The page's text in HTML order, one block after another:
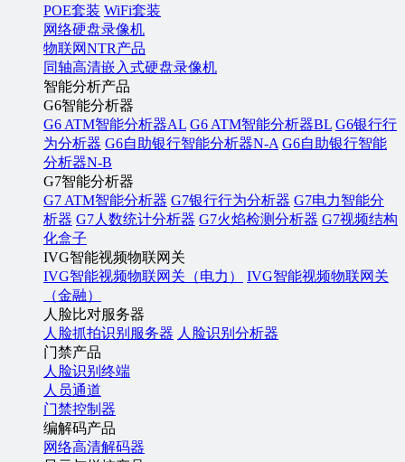
POE套装 WiFi套装
网络硬盘录像机
物联网NTR产品
同轴高清嵌入式硬盘录像机
智能分析产品
G6智能分析器
G6 ATM智能分析器AL G6 ATM智能分析器BL G6银行行
为分析器 G6自助银行智能分析器N-A G6自助银行智能
分析器N-B
G7智能分析器
G7 ATM智能分析器 G7银行行为分析器 G7电力智能分
析器 G7人数统计分析器 G7火焰检测分析器 G7视频结构
化盒子
IVG智能视频物联网关
IVG智能视频物联网关（电力）
IVG智能视频物联网关
（金融）
人脸比对服务器
人脸抓拍识别服务器 人脸识别分析器
门禁产品
人脸识别终端
人员通道
门禁控制器
编解码产品
网络高清解码器